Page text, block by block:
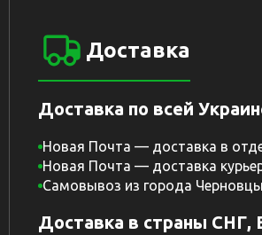
Доставка
Доставка по всей
Новая Почта — доставка в
Новая Почта — доставка
Самовывоз из города Черновцы
Доставка в страны СНГ,